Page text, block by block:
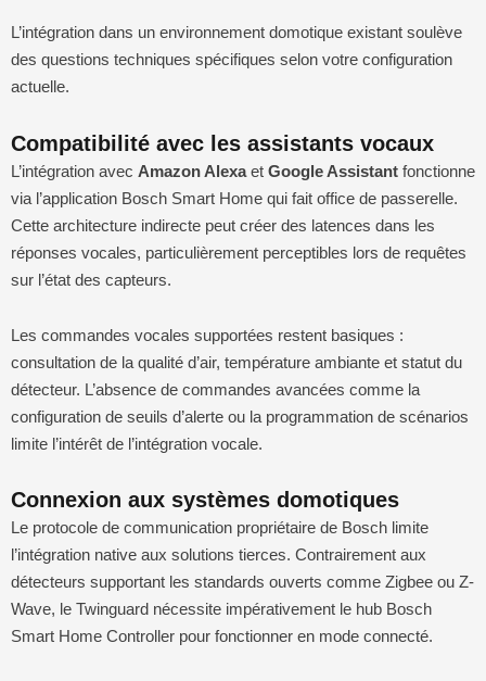
L’intégration dans un environnement domotique existant soulève
des questions techniques spécifiques selon votre configuration
actuelle.
Compatibilité avec les assistants vocaux
L’intégration avec Amazon Alexaet Google Assistant fonctionne
via l’application Bosch Smart Home qui fait office de passerelle.
Cette architecture indirecte peut créer des latences dans les
réponses vocales, particulièrement perceptibles lors de requêtes
sur l’état des capteurs.
Les commandes vocales supportées restent basiques :
consultation de la qualité d’air, température ambiante et statut du
détecteur. L’absence de commandes avancées comme la
configuration de seuils d’alerte ou la programmation de scénarios
limite l’intérêt de l’intégration vocale.
Connexion aux systèmes domotiques
Le protocole de communication propriétaire de Bosch limite
l’intégration native aux solutions tierces. Contrairement aux
détecteurs supportant les standards ouverts comme Zigbee ou Z-
Wave, le Twinguard nécessite impérativement le hub Bosch
Smart Home Controller pour fonctionner en mode connecté.